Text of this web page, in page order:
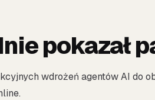
pokazał
wdrożeń agentów AI do